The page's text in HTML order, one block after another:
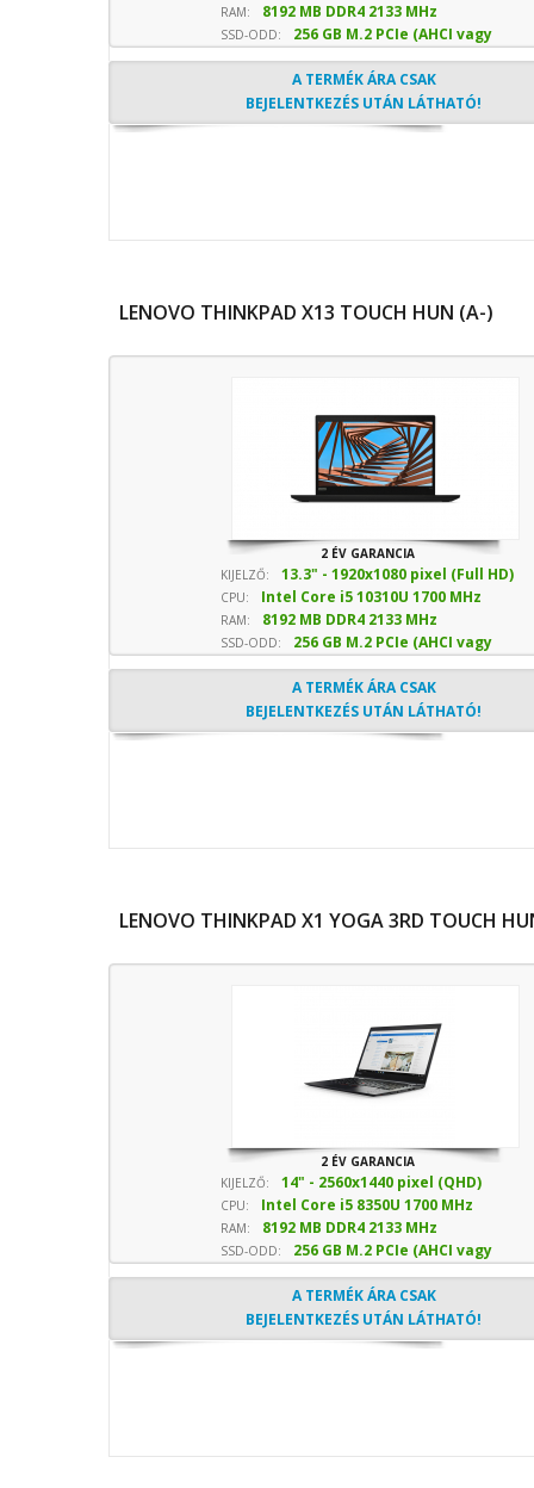
sebesség
RAM: 8192 MB DDR4 2133 MHz
SSD-ODD:
256 GB M.2 PCIe (AHCI vagy
NVMe) SSD- Optika nélkül
A TERMÉK ÁRA CSAK
BEJELENTKEZÉS UTÁN LÁTHATÓ!
LENOVO THINKPAD X13 TOUCH HUN (A-)
2 ÉV GARANCIA
KIJELZŐ:
13.3" - 1920x1080 pixel (Full HD)
CPU:
Intel Core i5 10310U 1700 MHz
sebesség
RAM: 8192 MB DDR4 2133 MHz
SSD-ODD:
256 GB M.2 PCIe (AHCI vagy
NVMe) SSD- Optika nélkül
A TERMÉK ÁRA CSAK
BEJELENTKEZÉS UTÁN LÁTHATÓ!
LENOVO THINKPAD X1 YOGA 3RD TOUCH
2 ÉV GARANCIA
KIJELZŐ:
14" - 2560x1440 pixel (QHD)
CPU:
Intel Core i5 8350U 1700 MHz
sebesség
RAM: 8192 MB DDR4 2133 MHz
SSD-ODD:
256 GB M.2 PCIe (AHCI vagy
NVMe) SSD- Optika nélkül
A TERMÉK ÁRA CSAK
BEJELENTKEZÉS UTÁN LÁTHATÓ!